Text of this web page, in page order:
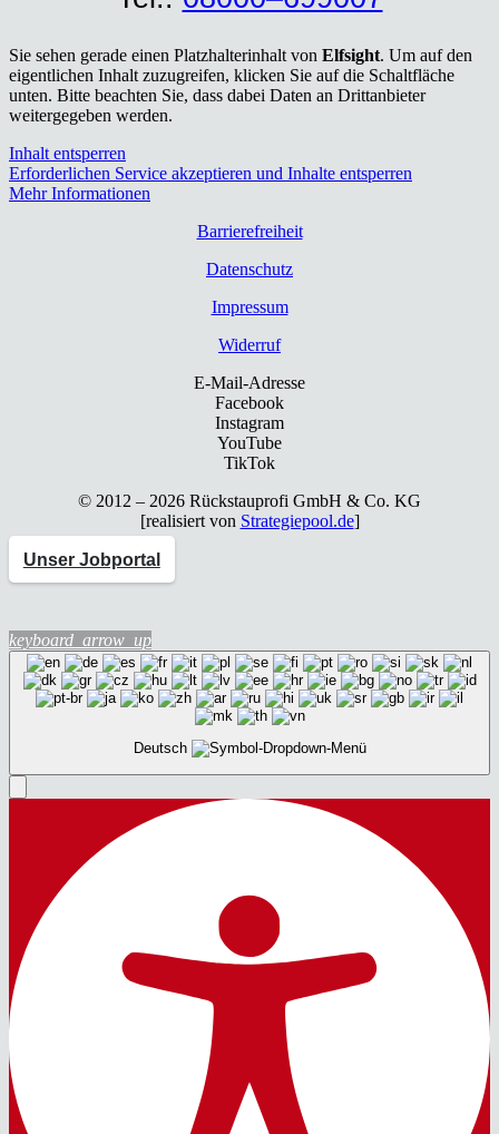
Sie sehen gerade einen Platzhalterinhalt von Elfsight. Um auf den
eigentlichen Inhalt zuzugreifen, klicken Sie auf die Schaltfläche
unten. Bitte beachten Sie, dass dabei Daten an Drittanbieter
weitergegeben werden.
Inhalt entsperren
Erforderlichen Service akzeptieren und Inhalte entsperren
Mehr Informationen
Bar­rie­re­frei­heit
Daten­schutz
Impres­sum
Wider­ruf
E-Mail-Adresse
Facebook
Instagram
YouTube
TikTok
© 2012 – 2026 Rück­stau­pro­fi GmbH & Co. KG
[rea­li­siert von Strategiepool.de]
Unser Jobportal
keyboard_arrow_up
Deutsch